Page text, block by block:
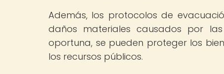
Además, los protocolos de
daños materiales causados por
oportuna, se pueden proteger los
los recursos públicos.